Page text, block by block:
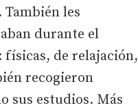
les
durante el
físicas, de relajación,
recogieron
sus estudios. Más